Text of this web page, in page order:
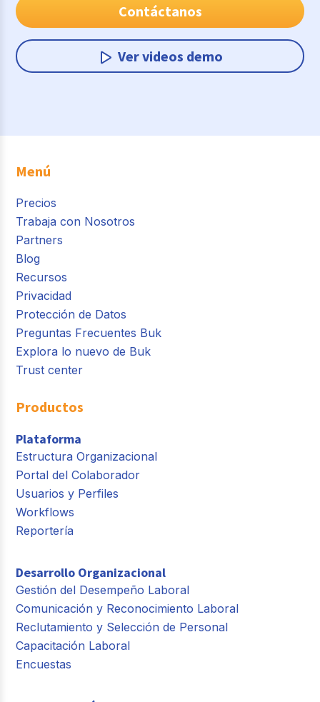
Contáctanos
Ver videos demo
Menú
Precios
Trabaja con Nosotros
Partners
Blog
Recursos
Privacidad
Protección de Datos
Preguntas Frecuentes Buk
Explora lo nuevo de Buk
Trust center
Productos
Plataforma
Estructura Organizacional
Portal del Colaborador
Usuarios y Perfiles
Workflows
Reportería
Desarrollo Organizacional
Gestión del Desempeño Laboral
Comunicación y Reconocimiento Laboral
Reclutamiento y Selección de Personal
Capacitación Laboral
Encuestas